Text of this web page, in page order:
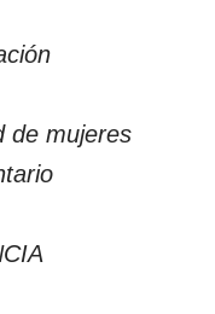
de mujeres